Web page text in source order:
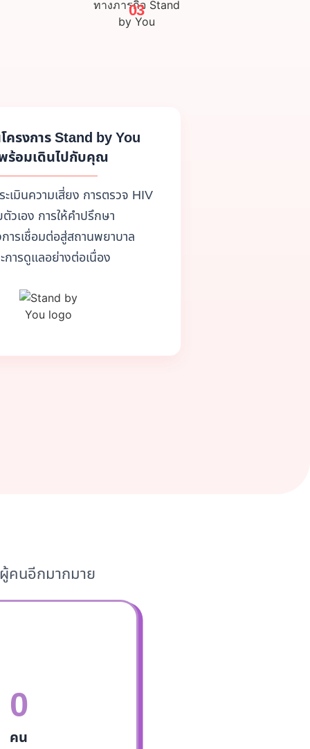
03
ครงการ Stand by You
ร้อมเดินไปกับคุณ
เมินความเสี่ยง การตรวจ HIV
วเอง การให้คำปรึกษา
ารเชื่อมต่อสู่สถานพยาบาล
การดูแลอย่างต่อเนื่อง
ผู้คนอีกมากมาย
0
คน